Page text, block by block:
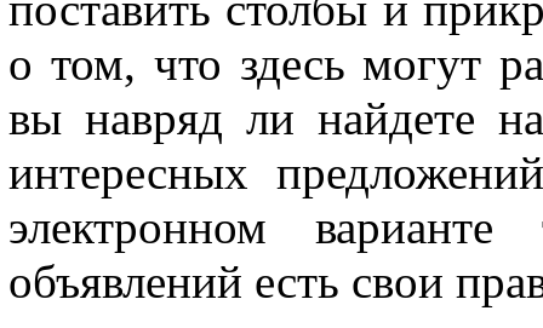
о том, что здесь могут
вы навряд ли найдете
интересных
электронном
объявлений есть свои